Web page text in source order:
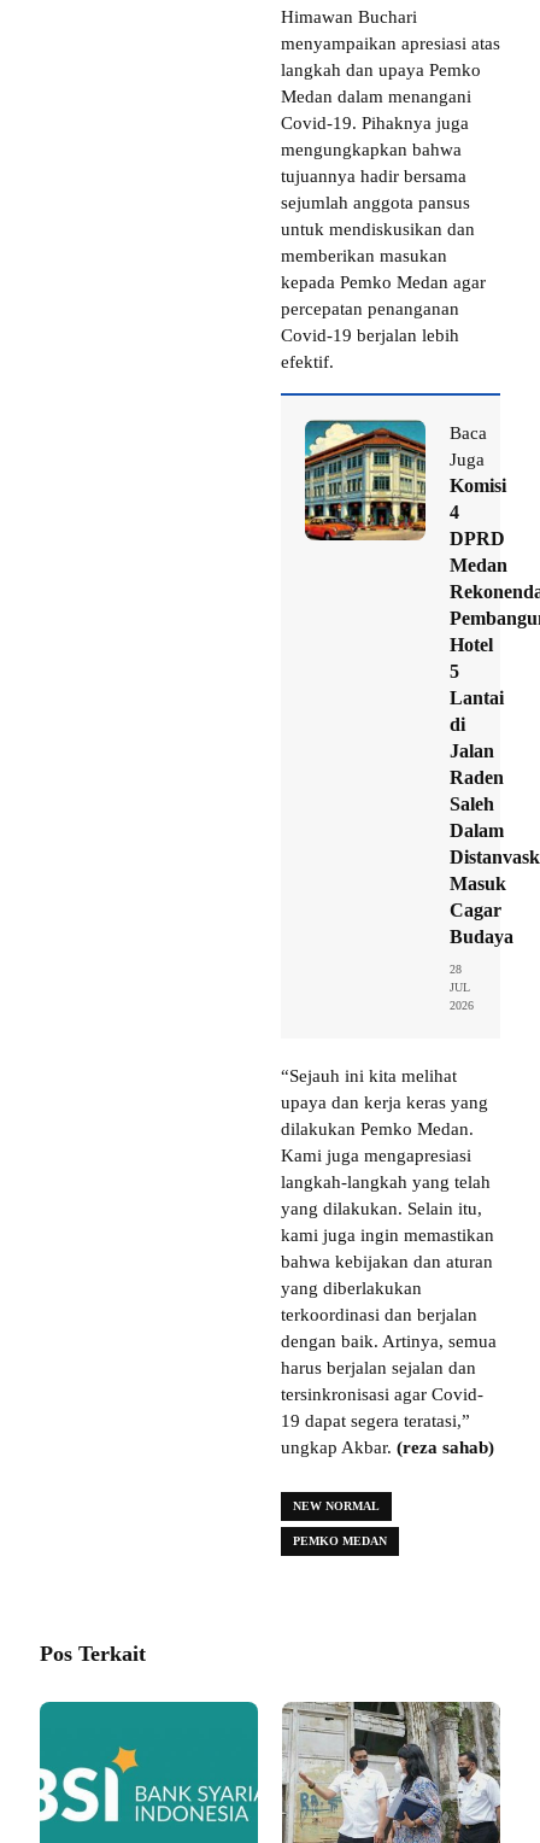
Himawan Buchari
menyampaikan apresiasi atas
langkah dan upaya Pemko
Medan dalam menangani
Covid-19. Pihaknya juga
mengungkapkan bahwa
tujuannya hadir bersama
sejumlah anggota pansus
untuk mendiskusikan dan
memberikan masukan
kepada Pemko Medan agar
percepatan penanganan
Covid-19 berjalan lebih
efektif.
Baca
Juga
Komisi
4
DPRD
Medan
Hotel
5
Lantai
di
Jalan
Raden
Saleh
Dalam
Masuk
Cagar
Budaya
28
JUL
2026
“Sejauh ini kita melihat
upaya dan kerja keras yang
dilakukan Pemko Medan.
Kami juga mengapresiasi
langkah-langkah yang telah
yang dilakukan. Selain itu,
kami juga ingin memastikan
bahwa kebijakan dan aturan
yang diberlakukan
terkoordinasi dan berjalan
dengan baik. Artinya, semua
harus berjalan sejalan dan
tersinkronisasi agar Covid-
19 dapat segera teratasi,”
ungkap Akbar. (reza sahab)
NEW NORMAL
PEMKO MEDAN
Pos Terkait